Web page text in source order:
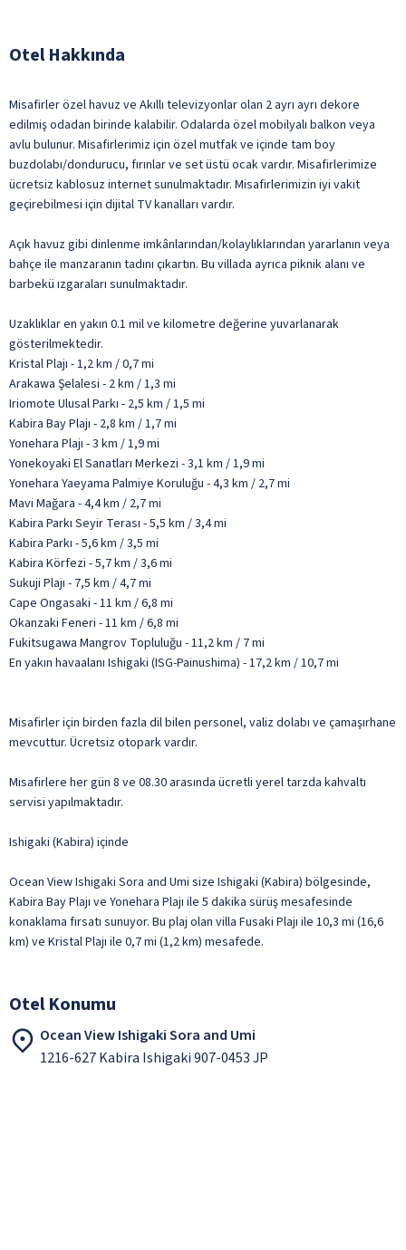
Otel Hakkında
Misafirler özel havuz ve Akıllı televizyonlar olan 2 ayrı ayrı dekore
edilmiş odadan birinde kalabilir. Odalarda özel mobilyalı balkon veya
avlu bulunur. Misafirlerimiz için özel mutfak ve içinde tam boy
buzdolabı/dondurucu, fırınlar ve set üstü ocak vardır. Misafirlerimize
ücretsiz kablosuz internet sunulmaktadır. Misafirlerimizin iyi vakit
geçirebilmesi için dijital TV kanalları vardır.
Açık havuz gibi dinlenme imkânlarından/kolaylıklarından yararlanın veya
bahçe ile manzaranın tadını çıkartın. Bu villada ayrıca piknik alanı ve
barbekü ızgaraları sunulmaktadır.
Uzaklıklar en yakın 0.1 mil ve kilometre değerine yuvarlanarak
gösterilmektedir.
Kristal Plajı - 1,2 km / 0,7 mi
Arakawa Şelalesi - 2 km / 1,3 mi
Iriomote Ulusal Parkı - 2,5 km / 1,5 mi
Kabira Bay Plajı - 2,8 km / 1,7 mi
Yonehara Plajı - 3 km / 1,9 mi
Yonekoyaki El Sanatları Merkezi - 3,1 km / 1,9 mi
Yonehara Yaeyama Palmiye Koruluğu - 4,3 km / 2,7 mi
Mavi Mağara - 4,4 km / 2,7 mi
Kabira Parkı Seyir Terası - 5,5 km / 3,4 mi
Kabira Parkı - 5,6 km / 3,5 mi
Kabira Körfezi - 5,7 km / 3,6 mi
Sukuji Plajı - 7,5 km / 4,7 mi
Cape Ongasaki - 11 km / 6,8 mi
Okanzaki Feneri - 11 km / 6,8 mi
Fukitsugawa Mangrov Topluluğu - 11,2 km / 7 mi
En yakın havaalanı Ishigaki (ISG-Painushima) - 17,2 km / 10,7 mi
Misafirler için birden fazla dil bilen personel, valiz dolabı ve çamaşırhane
mevcuttur. Ücretsiz otopark vardır.
Misafirlere her gün 8 ve 08.30 arasında ücretli yerel tarzda kahvaltı
servisi yapılmaktadır.
Ishigaki (Kabira) içinde
Ocean View Ishigaki Sora and Umi size Ishigaki (Kabira) bölgesinde,
Kabira Bay Plajı ve Yonehara Plajı ile 5 dakika sürüş mesafesinde
konaklama fırsatı sunuyor. Bu plaj olan villa Fusaki Plajı ile 10,3 mi (16,6
km) ve Kristal Plajı ile 0,7 mi (1,2 km) mesafede.
Otel Konumu
Ocean View Ishigaki Sora and Umi
1216-627 Kabira Ishigaki 907-0453 JP